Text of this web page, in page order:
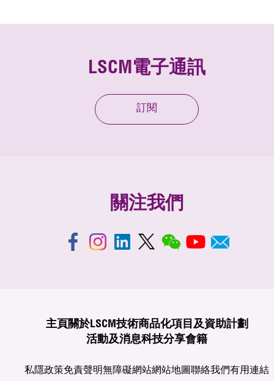
LSCM電子通訊
訂閱
關注我們
主頁 關於LSCM技術商品化項目及資助計劃
活動及消息科技分享會籍
私隱政策免責聲明無障礙網站網站地圖聯絡我們有用連結